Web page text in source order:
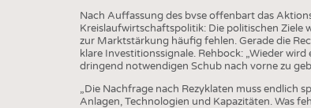
Nach Auffassung des bvse offenbart das
Kreislaufwirtschaftspolitik: Die politischen
zur Marktstärkung häufig fehlen. Gerade die
klare Investitionssignale. Rehbock: „Wieder
dringend notwendigen Schub nach vorne zu
„Die Nachfrage nach Rezyklaten muss endlich
Anlagen, Technologien und Kapazitäten. Was